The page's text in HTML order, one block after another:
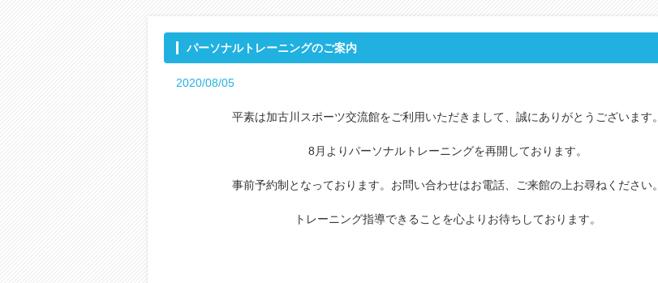
パーソナルトレーニングのご案内
2020/08/05
平素は加古川スポーツ交流館をご利用いただきまして、誠にありがとうございます。
8月よりパーソナルトレーニングを再開しております。
事前予約制となっております。お問い合わせはお電話、ご来館の上お尋ねください。
トレーニング指導できることを心よりお待ちしております。